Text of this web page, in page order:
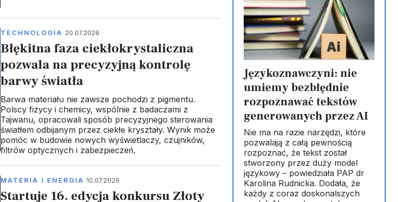
TECHNOLOGIA 20.07.2026
Błękitna faza ciekłokrystaliczna
pozwala na precyzyjną kontrolę
barwy światła
Barwa materiału nie zawsze pochodzi z pigmentu.
Polscy fizycy i chemicy, wspólnie z badaczami z
Tajwanu, opracowali sposób precyzyjnego sterowania
światłem odbijanym przez ciekłe kryształy. Wynik może
pomóc w budowie nowych wyświetlaczy, czujników,
filtrów optycznych i zabezpieczeń.
MATERIA I ENERGIA 10.07.2026
Startuje 16. edycja konkursu Złoty
Językoznawczyni: nie
umiemy bezbłędnie
rozpoznawać tekstów
generowanych przez AI
Nie ma na razie narzędzi, które
pozwalają z całą pewnością
rozpoznać, że tekst został
stworzony przez duży model
językowy – powiedziała PAP dr
Karolina Rudnicka. Dodała, że
każdy z coraz doskonalszych